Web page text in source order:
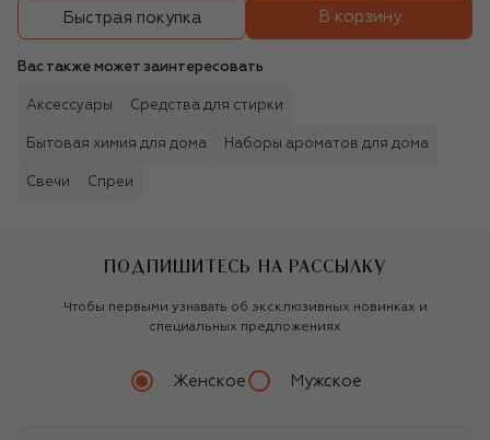
Быстрая покупка В корзину
Вас также может заинтересовать
Аксессуары Средства для стирки
Бытовая химия для дома Наборы ароматов для дома
Свечи Спреи
ПОДПИШИТЕСЬ НА РАССЫЛКУ
Чтобы первыми узнавать об эксклюзивных новинках и
специальных предложениях
Женское Мужское